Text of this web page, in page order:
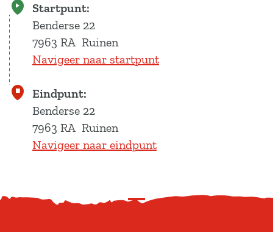
Startpunt:
Benderse 22
7963 RA Ruinen
Navigeer naar startpunt
Eindpunt:
Benderse 22
7963 RA Ruinen
Navigeer naar eindpunt
S